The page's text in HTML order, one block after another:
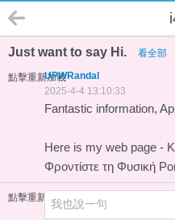
Just want to say Hi. 看全部
點擊重新加載UPWRandal
2025-4-4 13:10:33
Fantastic information,
Here is my web page -
Φροντίστε τη Φυσική
點擊重新加載